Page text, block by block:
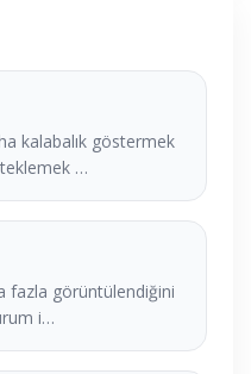
kalabalık göstermek
…
fazla görüntülendiğini
i…